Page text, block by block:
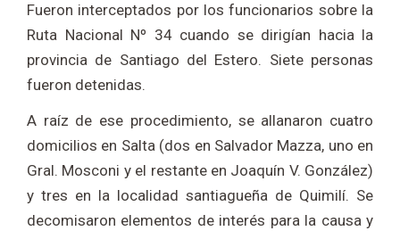
Fueron interceptados por los funcionarios sobre la
Ruta Nacional Nº 34 cuando se dirigían hacia la
provincia de Santiago del Estero. Siete personas
fueron detenidas.
A raíz de ese procedimiento, se allanaron cuatro
domicilios en Salta (dos en Salvador Mazza, uno en
Gral. Mosconi y el restante en Joaquín V. González)
y tres en la localidad santiagueña de Quimilí. Se
decomisaron elementos de interés para la causa y